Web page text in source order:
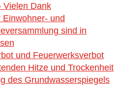
Vielen Dank
und
sind in
und Feuerwerksverbot
Hitze und Trockenheit
des Grundwasserspiegels